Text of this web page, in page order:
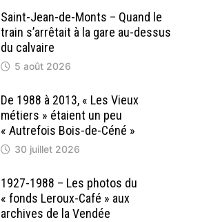
Saint-Jean-de-Monts – Quand le
train s’arrêtait à la gare au-dessus
du calvaire
5 août 2026
De 1988 à 2013, « Les Vieux
métiers » étaient un peu
« Autrefois Bois-de-Céné »
30 juillet 2026
1927-1988 – Les photos du
« fonds Leroux-Café » aux
archives de la Vendée